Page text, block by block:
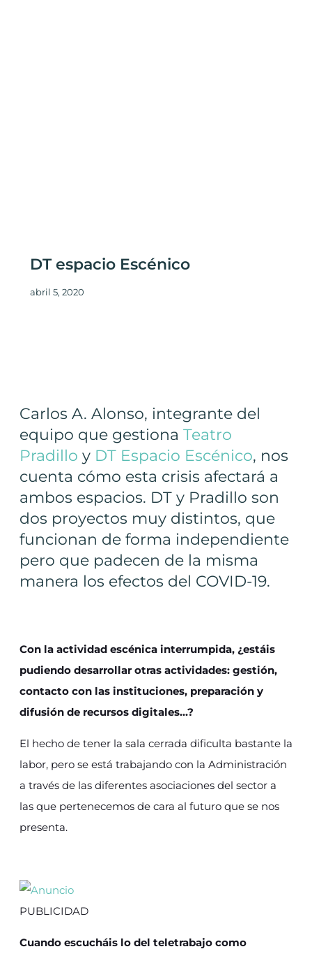
DT espacio Escénico
abril 5, 2020
Carlos A. Alonso, integrante del
equipo que gestiona Teatro
Pradillo y DT Espacio Escénico, nos
cuenta cómo esta crisis afectará a
ambos espacios. DT y Pradillo son
dos proyectos muy distintos, que
funcionan de forma independiente
pero que padecen de la misma
manera los efectos del COVID-19.
Con la actividad escénica interrumpida, ¿estáis
pudiendo desarrollar otras actividades: gestión,
contacto con las instituciones, preparación y
difusión de recursos digitales…?
El hecho de tener la sala cerrada dificulta bastante la
labor, pero se está trabajando con la Administración
a través de las diferentes asociaciones del sector a
las que pertenecemos de cara al futuro que se nos
presenta.
PUBLICIDAD
Cuando escucháis lo del teletrabajo como